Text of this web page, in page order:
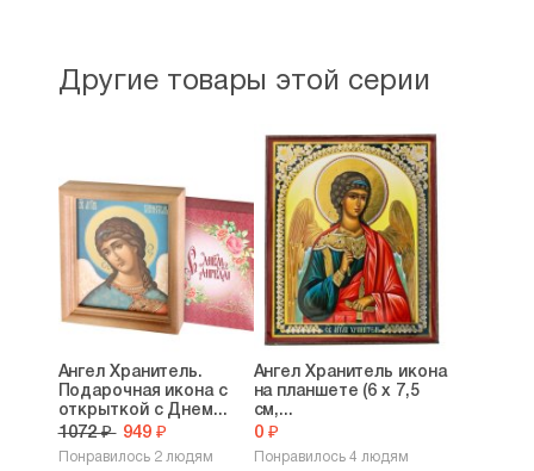
Другие товары этой серии
Ангел Хранитель.
Подарочная икона с
открыткой с Днем...
1072 ₽ 949 ₽
Понравилось 2 людям
Ангел Хранитель икона
на планшете (6 х 7,5
см,...
0 ₽
Понравилось 4 людям